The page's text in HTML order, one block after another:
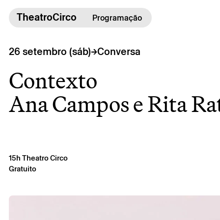
TheatroCirco
Outros
→ Bilheteira
→ O Theatro
→ Acessibilidade
TheatroCirco Programação
26 setembro (sáb)→Conversa
Contexto
Ana Campos e Rita
15hTheatro Circo
Gratuito